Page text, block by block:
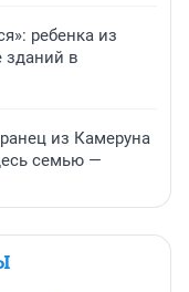
ребенка из
зданий в
из Камеруна
семью —